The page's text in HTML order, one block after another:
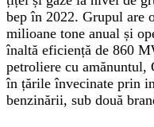
bep în 2022. Grupul are
milioane tone anual și
înaltă eficiență de 860
petroliere cu amănuntul,
în țările învecinate prin
benzinării, sub două